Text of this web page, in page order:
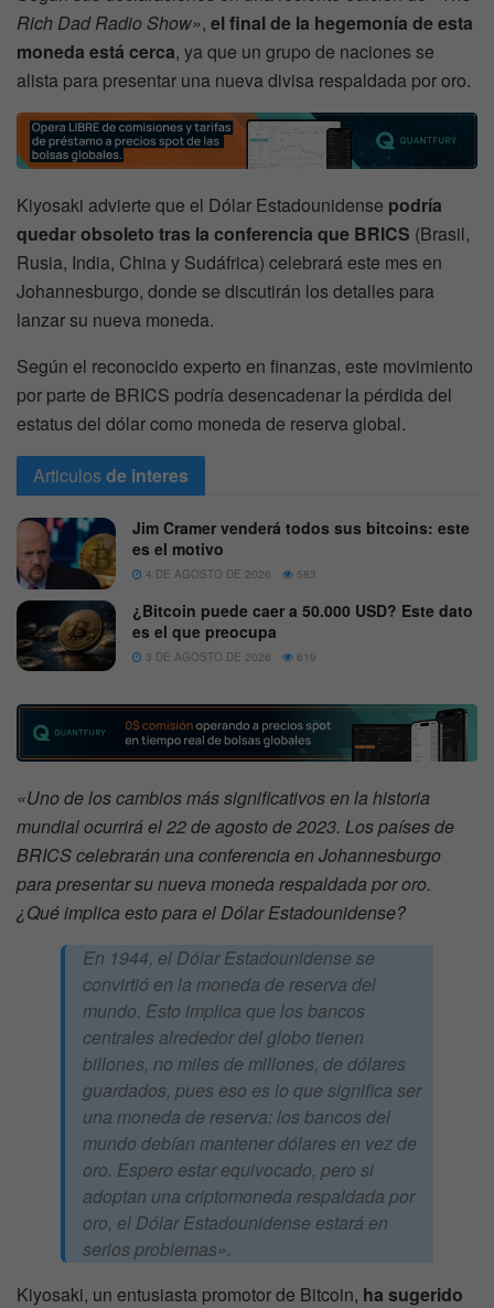
Rich Dad Radio Show», el final de la hegemonía de esta
moneda está cerca, ya que un grupo de naciones se
alista para presentar una nueva divisa respaldada por oro.
Kiyosaki advierte que el Dólar Estadounidense podría
quedar obsoleto tras la conferencia que BRICS (Brasil,
Rusia, India, China y Sudáfrica) celebrará este mes en
Johannesburgo, donde se discutirán los detalles para
lanzar su nueva moneda.
Según el reconocido experto en finanzas, este movimiento
por parte de BRICS podría desencadenar la pérdida del
estatus del dólar como moneda de reserva global.
Articulosde interes
Jim Cramer venderá todos sus bitcoins: este
es el motivo
4 DE AGOSTO DE 2026 583
¿Bitcoin puede caer a 50.000 USD? Este dato
es el que preocupa
3 DE AGOSTO DE 2026 619
«Uno de los cambios más significativos en la historia
mundial ocurrirá el 22 de agosto de 2023. Los países de
BRICS celebrarán una conferencia en Johannesburgo
para presentar su nueva moneda respaldada por oro.
¿Qué implica esto para el Dólar Estadounidense?
En 1944, el Dólar Estadounidense se
convirtió en la moneda de reserva del
mundo. Esto implica que los bancos
centrales alrededor del globo tienen
billones, no miles de millones, de dólares
guardados, pues eso es lo que significa ser
una moneda de reserva: los bancos del
mundo debían mantener dólares en vez de
oro. Espero estar equivocado, pero si
adoptan una criptomoneda respaldada por
oro, el Dólar Estadounidense estará en
serios problemas».
Kiyosaki, un entusiasta promotor de Bitcoin, ha sugerido